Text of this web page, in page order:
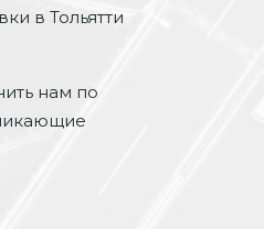
в Тольятти
нам по